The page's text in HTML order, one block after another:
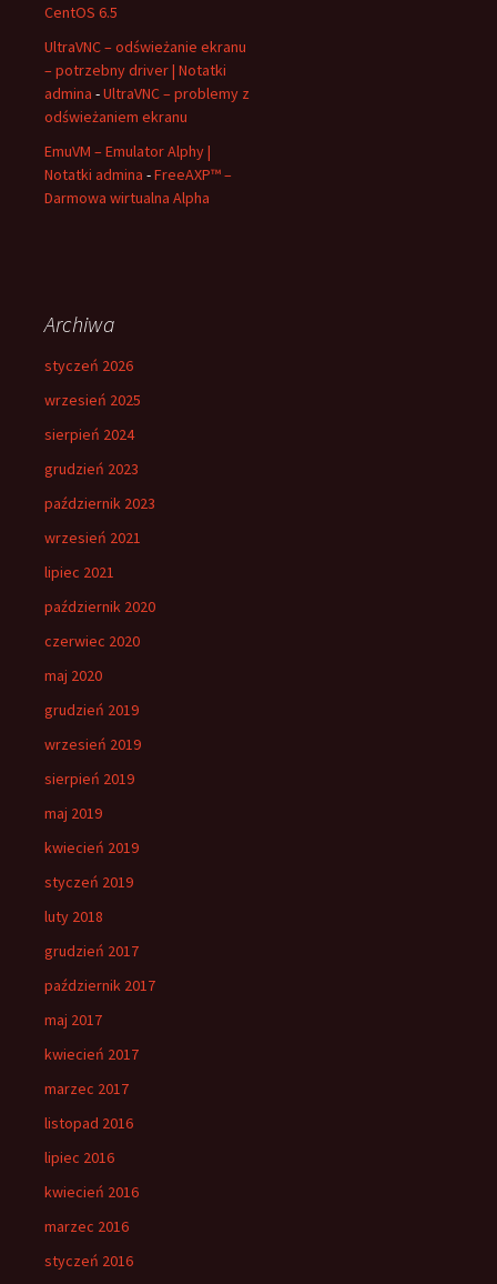
CentOS 6.5
UltraVNC – odświeżanie ekranu
– potrzebny driver | Notatki
admina -UltraVNC – problemy z
odświeżaniem ekranu
EmuVM – Emulator Alphy |
Notatki admina -FreeAXP™ –
Darmowa wirtualna Alpha
Archiwa
styczeń 2026
wrzesień 2025
sierpień 2024
grudzień 2023
październik 2023
wrzesień 2021
lipiec 2021
październik 2020
czerwiec 2020
maj 2020
grudzień 2019
wrzesień 2019
sierpień 2019
maj 2019
kwiecień 2019
styczeń 2019
luty 2018
grudzień 2017
październik 2017
maj 2017
kwiecień 2017
marzec 2017
listopad 2016
lipiec 2016
kwiecień 2016
marzec 2016
styczeń 2016